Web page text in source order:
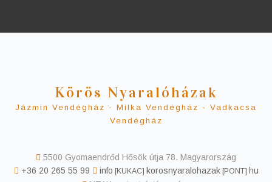
Körös Nyaralóházak
Jázmin Vendégház - Milka Vendégház - Vadkacsa
Vendégház
5500 Gyomaendrőd Hősök útja 78. Magyarország
+36 20 265 55 99
info [KUKAC] korosnyaralohazak[PONT] hu